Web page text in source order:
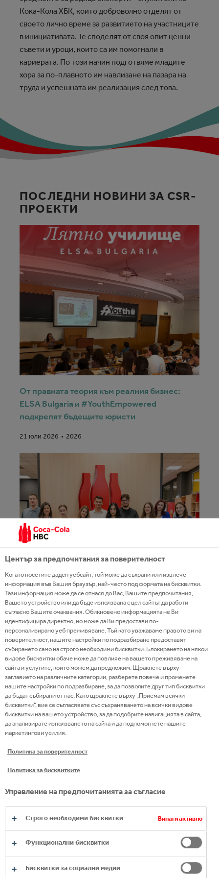
Кока-Кола ХБК, които доброволно отделят от
своето лично време за развитието на участниците
в инициативата. Те споделят от своя опит ценни
съвети и уроци, които са им помогнали в
кариерата. По този начин подготвяме младите
хора за по-плавното им навлизане на пазара на
труда и успешната им реализация след това.
ПОСЛЕДНИ НОВИНИ ЗА CSR-
ПРОЕКТИ
21 юли 2026 2026
От правната теория към реалния бизнес:
ELSA Bulgaria и #YouthEmpowered
подкрепят бъдещите юристи
Общо 25 млади таланти се присъединяват
към стажантските програми на Кока-Кола
ХБК
SOFIA UP и #YouthEmpowered подкрепиха
млади таланти с практически уроци за
кариерно развитие в ерата на AI
Център за предпочитания за поверителност
Когато посетите даден уебсайт, той може да съхрани или извлече
информация във Вашия браузър, най-често под формата на бисквитки.
Тази информация може да се отнася до Вас, Вашите предпочитания,
Вашето устройство или да бъде използвана с цел сайтът да работи
съгласно Вашите очаквания. Обикновено информацията не Ви
идентифицира директно, но може да Ви предостави по-
персонализирано уеб преживяване. Тъй като уважаваме правото ви на
поверителност, нашите настройки по подразбиране предоставят
събирането само на строго необходими бисквитки. Блокирането на някои
видове бисквитки обаче може да повлияе на вашето преживяване на
сайта и услугите, които можем да предложим. Щракнете върху
заглавието на различните категории, разберете повече и променете
нашите настройки по подразбиране, за да позволите друг тип бисквитки
да бъдат събирани от нас. Като щракнете върху „Приемам всички
бисквитки“, вие се съгласявате със съхраняването на всички видове
бисквитки на вашето устройство, за да подобрите навигацията в сайта,
да анализирате използването на сайта и да подпомогнете нашите
маркетингови усилия.
Политика за поверителност
Политика за бисквитките
Управление на предпочитанията за съгласие
Строго необходими бисквитки Винаги активно
Функционални бисквитки
Бисквитки за социални медии